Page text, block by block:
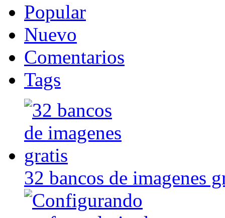
Popular
Nuevo
Comentarios
Tags
32 bancos de imagenes